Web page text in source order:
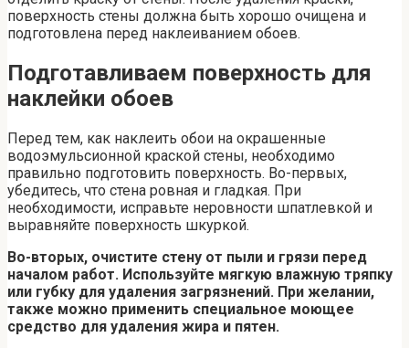
поверхность стены должна быть хорошо очищена и
подготовлена перед наклеиванием обоев.
Подготавливаем поверхность для
наклейки обоев
Перед тем, как наклеить обои на окрашенные
водоэмульсионной краской стены, необходимо
правильно подготовить поверхность. Во-первых,
убедитесь, что стена ровная и гладкая. При
необходимости, исправьте неровности шпатлевкой и
выравняйте поверхность шкуркой.
Во-вторых, очистите стену от пыли и грязи перед
началом работ. Используйте мягкую влажную тряпку
или губку для удаления загрязнений. При желании,
также можно применить специальное моющее
средство для удаления жира и пятен.